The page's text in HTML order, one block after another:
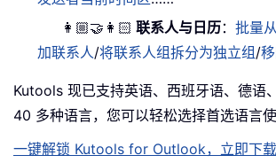
👩🏼‍🤝‍👩🏻 联系人与日历：批量
加联系人/将联系人组拆分为独立组/
Kutools 现已支持英语、西班牙语、德语
40 多种语言，您可以轻松选择首选语言使
一键解锁 Kutools for Outlook，立即下